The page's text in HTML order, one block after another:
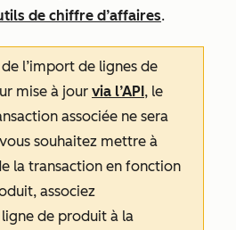
de chiffre d’affaires.
de l’import de lignes de
mise à jour via l’API, le
associée ne sera
souhaitez mettre à
la transaction en fonction
associez
de produit à la